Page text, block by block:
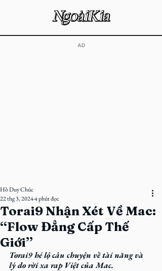
​AD
Torai9 Nhận Xét Về Mac:
“Flow Đẳng Cấp Thế
Giới”
Hồ Duy Chúc
22 thg 3, 20244 phút đọc
Torai9 hé lộ câu chuyện về tài năng và
lý do rời xa rap Việt của Mac.